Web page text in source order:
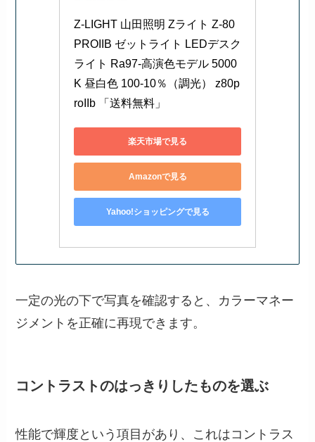
Z-LIGHT 山田照明 Zライト Z-80
PROIIB ゼットライト LEDデスク
ライト Ra97-高演色モデル 5000
K 昼白色 100-10％（調光） z80p
roIIb 「送料無料」
楽天市場で見る
Amazonで見る
Yahoo!ショッピングで見る
一定の光の下で写真を確認すると、カラーマネー
ジメントを正確に再現できます。
コントラストのはっきりしたものを選ぶ
性能で輝度という項目があり、これはコントラス